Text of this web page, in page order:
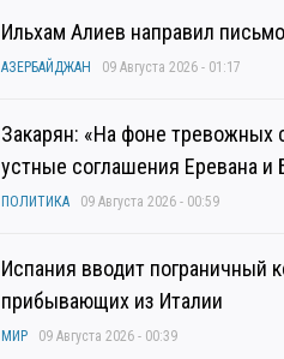
Ильхам Алиев направил
АЗЕРБАЙДЖАН 09 Августа 2026 - 01:17
Закарян: «На фоне тревожных
устные соглашения Еревана и
ПОЛИТИКА 09 Августа 2026 - 00:59
Испания вводит пограничный
прибывающих из Италии
МИР 09 Августа 2026 - 00:39